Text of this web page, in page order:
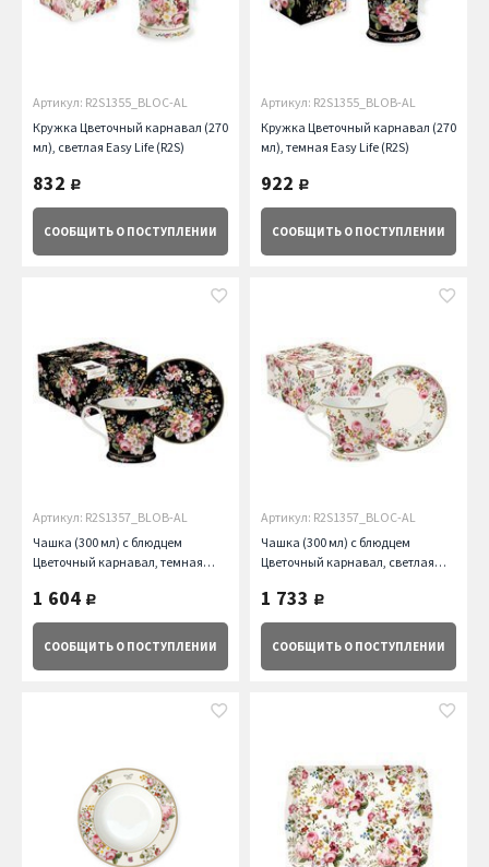
Артикул: R2S1355_BLOC-AL
Кружка Цветочный карнавал (270
мл), светлая Easy Life (R2S)
832 руб.
СООБЩИТЬ О ПОСТУПЛЕНИИ
Артикул: R2S1355_BLOB-AL
Кружка Цветочный карнавал (270
мл), темная Easy Life (R2S)
922 руб.
СООБЩИТЬ О ПОСТУПЛЕНИИ
Артикул: R2S1357_BLOB-AL
Чашка (300 мл) с блюдцем
Цветочный карнавал, темная
1 604 руб.
СООБЩИТЬ О ПОСТУПЛЕНИИ
Артикул: R2S1357_BLOC-AL
Чашка (300 мл) с блюдцем
Цветочный карнавал, светлая
1 733 руб.
СООБЩИТЬ О ПОСТУПЛЕНИИ